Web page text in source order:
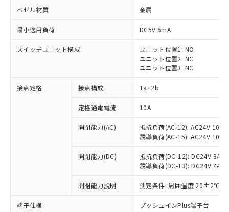
ベゼル材質 金属
最小適用負荷 DC5V 6mA
スイッチユニット構成
ユニット位置1: NO
ユニット位置2: NC
ユニット位置3: NC
接点定格 接点構成 1a+2b
定格通電電流 10A
開閉能力(AC)
抵抗負荷(AC-12): AC24V 10A/
誘導負荷(AC-15): AC24V
開閉能力(DC)
抵抗負荷(DC-12): DC24V 8A/
誘導負荷(DC-13): DC24V 4A/
開閉能力説明 測定条件: 周囲温度 20±2℃、
端子仕様 プッシュインPlus端子台
ご利用条件
対応済み：EU RoHS指令（10物質）の
非含有に対応した製品が提供可能な商品で
対応予定：EU RoHS指令（10物質）の非含
有に対応した製品に切り替える予定のある
対応予定なし：EU RoHS指令（10物質）の